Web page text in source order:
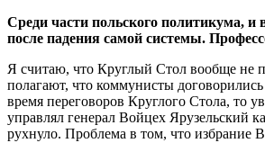
Среди части польского политикума,
после падения самой системы.
Я считаю, что Круглый Стол вообще не
полагают, что коммунисты
время переговоров Круглого Стола, то
управлял генерал Войцех Ярузельский
рухнуло. Проблема в том, что избрание